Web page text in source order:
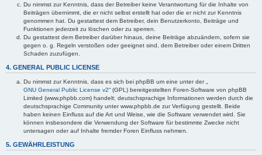
Du nimmst zur Kenntnis, dass der Betreiber keine Verantwortung für die Inhalte von
Beiträgen übernimmt, die er nicht selbst erstellt hat oder die er nicht zur Kenntnis
genommen hat. Du gestattest dem Betreiber, dein Benutzerkonto, Beiträge und
Funktionen jederzeit zu löschen oder zu sperren.
Du gestattest dem Betreiber darüber hinaus, deine Beiträge abzuändern, sofern sie
gegen o. g. Regeln verstoßen oder geeignet sind, dem Betreiber oder einem Dritten
Schaden zuzufügen.
4. GENERAL PUBLIC LICENSE
Du nimmst zur Kenntnis, dass es sich bei phpBB um eine unter der „
GNU General Public License v2“ (GPL) bereitgestellten Foren-Software von phpBB
Limited (www.phpbb.com) handelt; deutschsprachige Informationen werden durch die
deutschsprachige Community unter www.phpbb.de zur Verfügung gestellt. Beide
haben keinen Einfluss auf die Art und Weise, wie die Software verwendet wird. Sie
können insbesondere die Verwendung der Software für bestimmte Zwecke nicht
untersagen oder auf Inhalte fremder Foren Einfluss nehmen.
5. GEWÄHRLEISTUNG